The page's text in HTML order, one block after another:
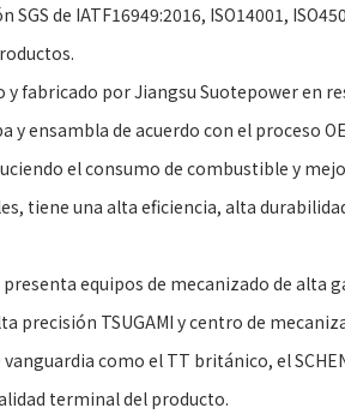
de IATF16949:2016, ISO14001,
fabricado por Jiangsu Suotepower en
ensambla de acuerdo con el proceso
el consumo de combustible y
tiene una alta eficiencia, alta
equipos de mecanizado de alta
TSUGAMI y centro de
como el TT británico, el
terminal del producto.